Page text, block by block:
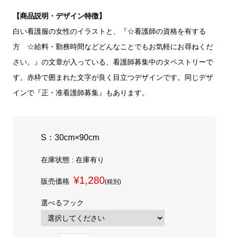
【商品説明・デザイン特徴】
白い看護服の女性のイラストと、『☆看護師の資格を有する
方 ☆給料・勤務時間などどんなことでもお気軽にお尋ねくだ
さい。』の文章が入っている、看護師募集中のタペストリーで
す。赤枠で囲まれた文字が良く目立つデザインです。同じデザ
インで『正・准看護師募集』もあります。
S：30cm×90cm
在庫状態 : 在庫有り
販売価格 ¥1,280(税別)
選べるフック